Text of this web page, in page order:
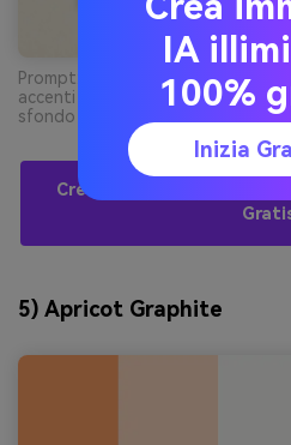
Prompt: invito di nozze
accenti terracotta e dettagli grigi
sfondo neutro, senza mani, senza
Crea Visuali Di Palette
5) Apricot Graphite
IA
100%
Inizia